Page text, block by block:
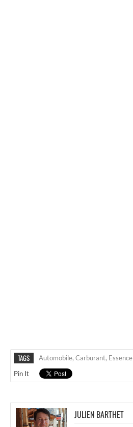
TAGS Automobile, Carburant, Essence
Pin It
JULIEN BARTHET